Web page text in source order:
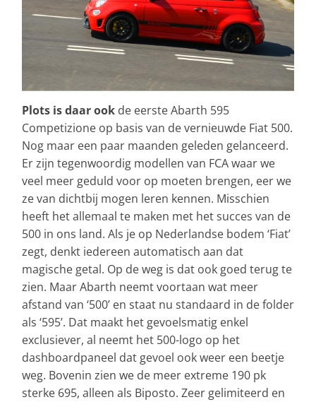
Plots is daar ook de eerste Abarth 595
Competizione op basis van de vernieuwde Fiat 500.
Nog maar een paar maanden geleden gelanceerd.
Er zijn tegenwoordig modellen van FCA waar we
veel meer geduld voor op moeten brengen, eer we
ze van dichtbij mogen leren kennen. Misschien
heeft het allemaal te maken met het succes van de
500 in ons land. Als je op Nederlandse bodem ‘Fiat’
zegt, denkt iedereen automatisch aan dat
magische getal. Op de weg is dat ook goed terug te
zien. Maar Abarth neemt voortaan wat meer
afstand van ‘500’ en staat nu standaard in de folder
als ‘595’. Dat maakt het gevoelsmatig enkel
exclusiever, al neemt het 500-logo op het
dashboardpaneel dat gevoel ook weer een beetje
weg. Bovenin zien we de meer extreme 190 pk
sterke 695, alleen als Biposto. Zeer gelimiteerd en